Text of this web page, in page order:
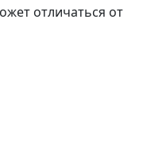
отличаться от